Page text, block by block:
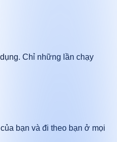
Chỉ những lần chạy
bạn và đi theo bạn ở mọi